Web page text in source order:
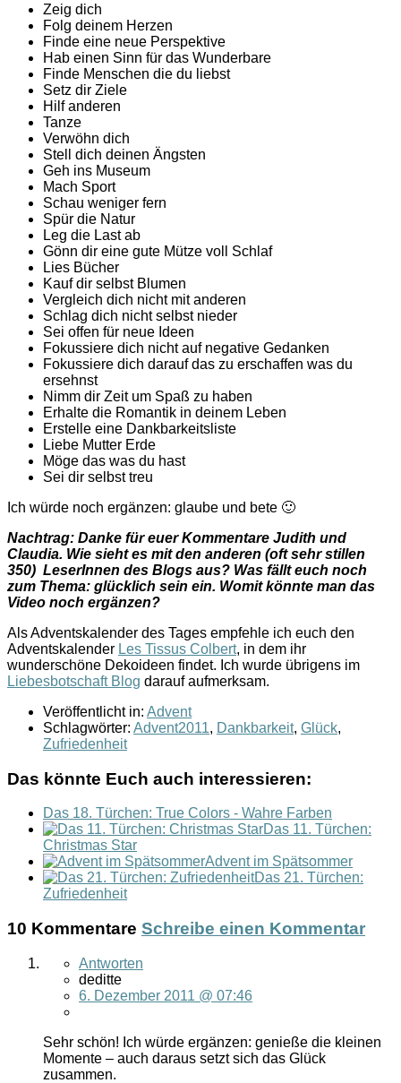
Zeig dich
Folg deinem Herzen
Finde eine neue Perspektive
Hab einen Sinn für das Wunderbare
Finde Menschen die du liebst
Setz dir Ziele
Hilf anderen
Tanze
Verwöhn dich
Stell dich deinen Ängsten
Geh ins Museum
Mach Sport
Schau weniger fern
Spür die Natur
Leg die Last ab
Gönn dir eine gute Mütze voll Schlaf
Lies Bücher
Kauf dir selbst Blumen
Vergleich dich nicht mit anderen
Schlag dich nicht selbst nieder
Sei offen für neue Ideen
Fokussiere dich nicht auf negative Gedanken
Fokussiere dich darauf das zu erschaffen was du
ersehnst
Nimm dir Zeit um Spaß zu haben
Erhalte die Romantik in deinem Leben
Erstelle eine Dankbarkeitsliste
Liebe Mutter Erde
Möge das was du hast
Sei dir selbst treu
Ich würde noch ergänzen: glaube und bete 🙂
Nachtrag: Danke für euer Kommentare Judith und
Claudia. Wie sieht es mit den anderen (oft sehr stillen
350) LeserInnen des Blogs aus? Was fällt euch noch
zum Thema: glücklich sein ein. Womit könnte man das
Video noch ergänzen?
Als Adventskalender des Tages empfehle ich euch den
Adventskalender Les Tissus Colbert, in dem ihr
wunderschöne Dekoideen findet. Ich wurde übrigens im
Liebesbotschaft Blog darauf aufmerksam.
Veröffentlicht in: Advent
Schlagwörter: Advent2011, Dankbarkeit, Glück,
Zufriedenheit
Das könnte Euch auch interessieren:
Das 18. Türchen: True Colors - Wahre Farben
Das 11. Türchen:
Christmas Star
Advent im Spätsommer
Das 21. Türchen:
Zufriedenheit
10 Kommentare Schreibe einen Kommentar
Antworten
deditte
6. Dezember 2011 @ 07:46
Sehr schön! Ich würde ergänzen: genieße die kleinen
Momente – auch daraus setzt sich das Glück
zusammen.